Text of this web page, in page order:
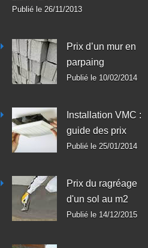
Publié le 26/11/2013
Prix d’un mur en
parpaing
Publié le 10/02/2014
Installation VMC :
guide des prix
Publié le 25/01/2014
Prix du ragréage
d'un sol au m2
Publié le 14/12/2015